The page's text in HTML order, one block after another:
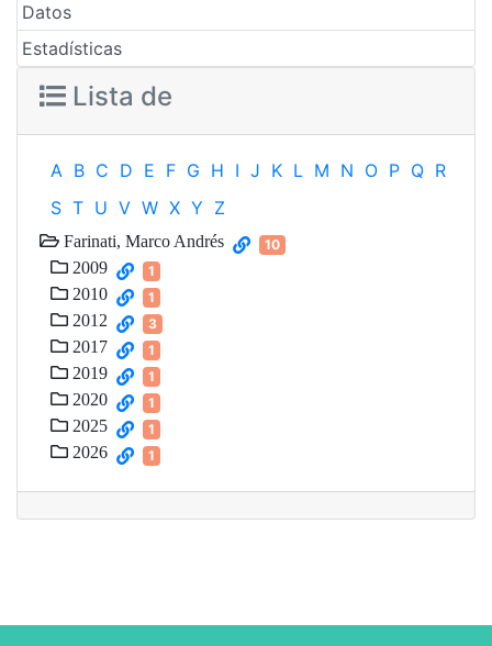
Datos
Estadísticas
Lista de
A B C D E F G H I J K L M N O P Q R
S T U V W X Y Z
Farinati, Marco Andrés 10
2009 1
2010 1
2012 3
2017 1
2019 1
2020 1
2025 1
2026 1